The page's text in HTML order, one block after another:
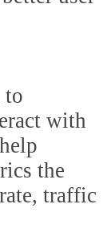
to
with
the
traffic